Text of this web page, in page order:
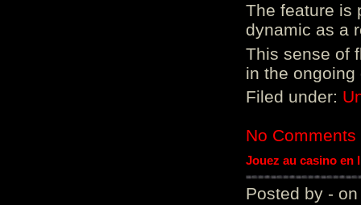
The feature is
dynamic as a
This sense of
in the ongoing
Filed under:
No Comments
Jouez au casino en
Posted by - on